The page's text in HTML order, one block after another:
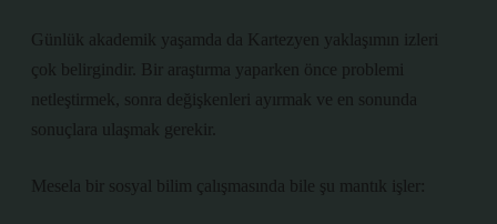
Günlük akademik yaşamda da Kartezyen yaklaşımın izleri
çok belirgindir. Bir araştırma yaparken önce problemi
netleştirmek, sonra değişkenleri ayırmak ve en sonunda
sonuçlara ulaşmak gerekir.
Mesela bir sosyal bilim çalışmasında bile şu mantık işler: